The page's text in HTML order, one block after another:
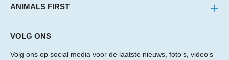
ANIMALS FIRST
VOLG ONS
Volg ons op social media voor de laatste nieuws, foto’s, video’s